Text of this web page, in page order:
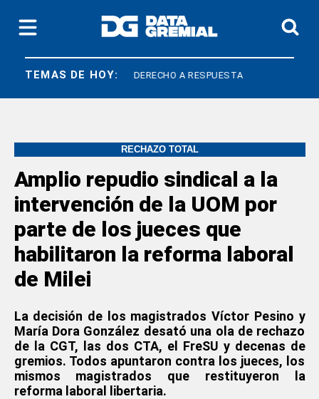
TEMAS DE HOY:
QUÍMICOS DERECHO A RESPUESTA
RECHAZO TOTAL
Amplio repudio sindical a la
intervención de la UOM por
parte de los jueces que
habilitaron la reforma laboral
de Milei
La decisión de los magistrados Víctor Pesino y
María Dora González desató una ola de rechazo
de la CGT, las dos CTA, el FreSU y decenas de
gremios. Todos apuntaron contra los jueces, los
mismos magistrados que restituyeron la
reforma laboral libertaria.